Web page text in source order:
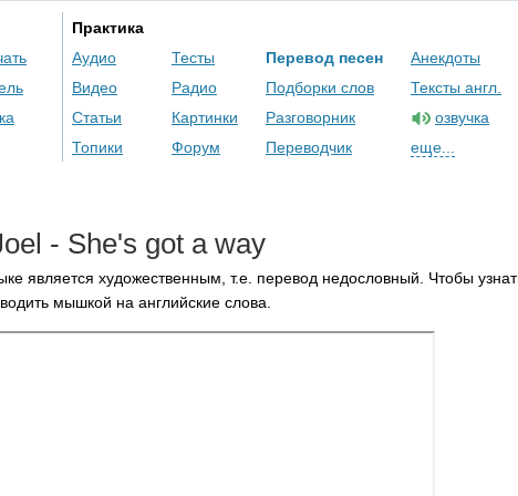
Практика
Аудио
Видео
Статьи
Топики
Тесты
Радио
Картинки
Форум
Перевод песен
Подборки слов
Разговорник
Переводчик
Анекдоты
Тексты англ.
озвучка
еще...
- She's got a way
является художественным, т.е. перевод недословный. Чтобы
мышкой на английские слова.